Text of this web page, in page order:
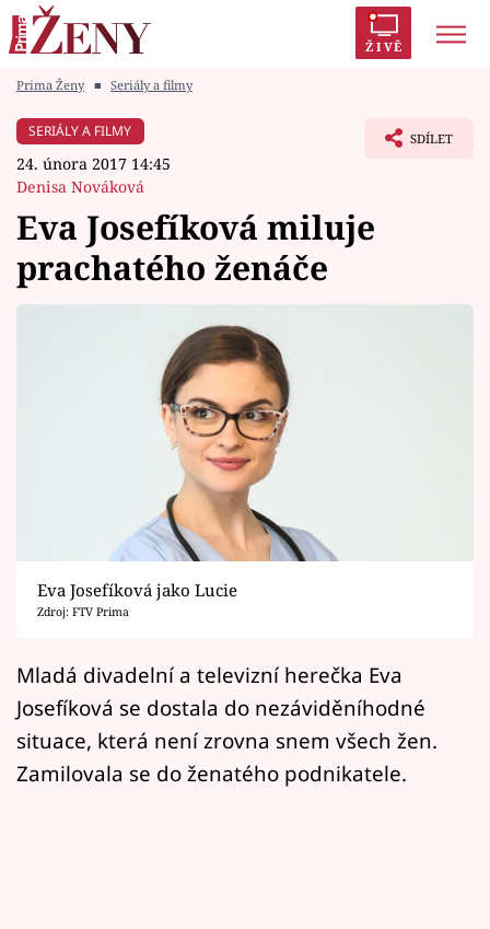
ŽIVĚ
Módní alarm
Témata
Sledujte prima+
Filmový festival Karlovy Vary
Mámy sobě
Přihlášení
Prima Ženy ■ Seriály a filmy
SERIÁLY A FILMY
24. února 2017 14:45
Denisa Nováková
SDÍLET
Eva Josefíková miluje
prachatého ženáče
Eva Josefíková jako Lucie
Zdroj: FTV Prima
Mladá divadelní a televizní herečka Eva
Josefíková se dostala do nezáviděníhodné
situace, která není zrovna snem všech žen.
Zamilovala se do ženatého podnikatele.